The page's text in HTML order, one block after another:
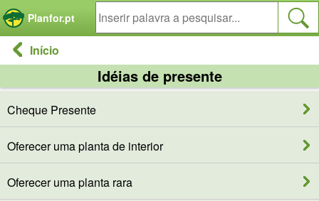
Planfor.pt
Início
Idéias de presente
Cheque Presente
Oferecer uma planta de interior
Oferecer uma planta rara
Painel de Gerenciamento de Cookies